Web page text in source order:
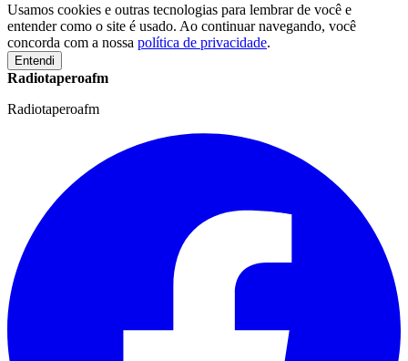
Usamos cookies e outras tecnologias para lembrar de você e
entender como o site é usado. Ao continuar navegando, você
concorda com a nossa política de privacidade.
Entendi
Radiotaperoafm
Radiotaperoafm